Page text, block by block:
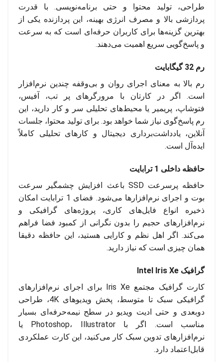
طراحی، تولید محتوا و حتی برنامه‌نویسی. با قدرت
پردازشی بالا و مصرف انرژی بهینه، این پردازنده یکی از
بهترین گزینه‌ها برای کاربران حرفه‌ای است که به سرعت
و پاسخ‌گویی سریع اهمیت می‌دهند.
رم 32 گیگابایت
رم بالا به معنای اجرای روان و بی‌وقفه چندین نرم‌افزار
است. اگر در کارتان با مرورگرهای پر تب، آفیس،
فتوشاپ، پریمیر یا محیط‌های تحلیلی سر و کار دارید، این
رم پاسخ‌گوی نیاز شما خواهد بود. برای تولید محتوا، جلسات
آنلاین، یادداشت‌برداری دیجیتال و کارهای تحلیلی کاملاً
ایده‌آل است.
حافظه داخلی 1 ترابایت
حافظه پرسرعت SSD باعث افزایش چشمگیر سرعت
بوت و اجرای نرم‌افزارها می‌شود. فضای 1 ترابایت امکان
ذخیره انواع فایل‌های کاری، پروژه‌های گرافیکی و
نرم‌افزارهای حجیم را بدون نگرانی از کمبود فضا فراهم
می‌کند. اگر اهل نظم و کارایی هستید، این حافظه دقیقا
همان چیزی است که نیاز دارید.
گرافیک Intel Iris Xe
کارت گرافیک مجتمع Iris Xe برای اجرای نرم‌افزارهای
گرافیکی سبک تا متوسط، پخش ویدیوهای 4K، طراحی
دوبعدی و حتی ادیت ویدیو در سطح نیمه‌حرفه‌ای بسیار
مناسب است. اگر با Photoshop، Illustrator یا
نرم‌افزارهای تدوین سبک کار می‌کنید، این کارت عملکردی
قابل‌اعتماد دارد.